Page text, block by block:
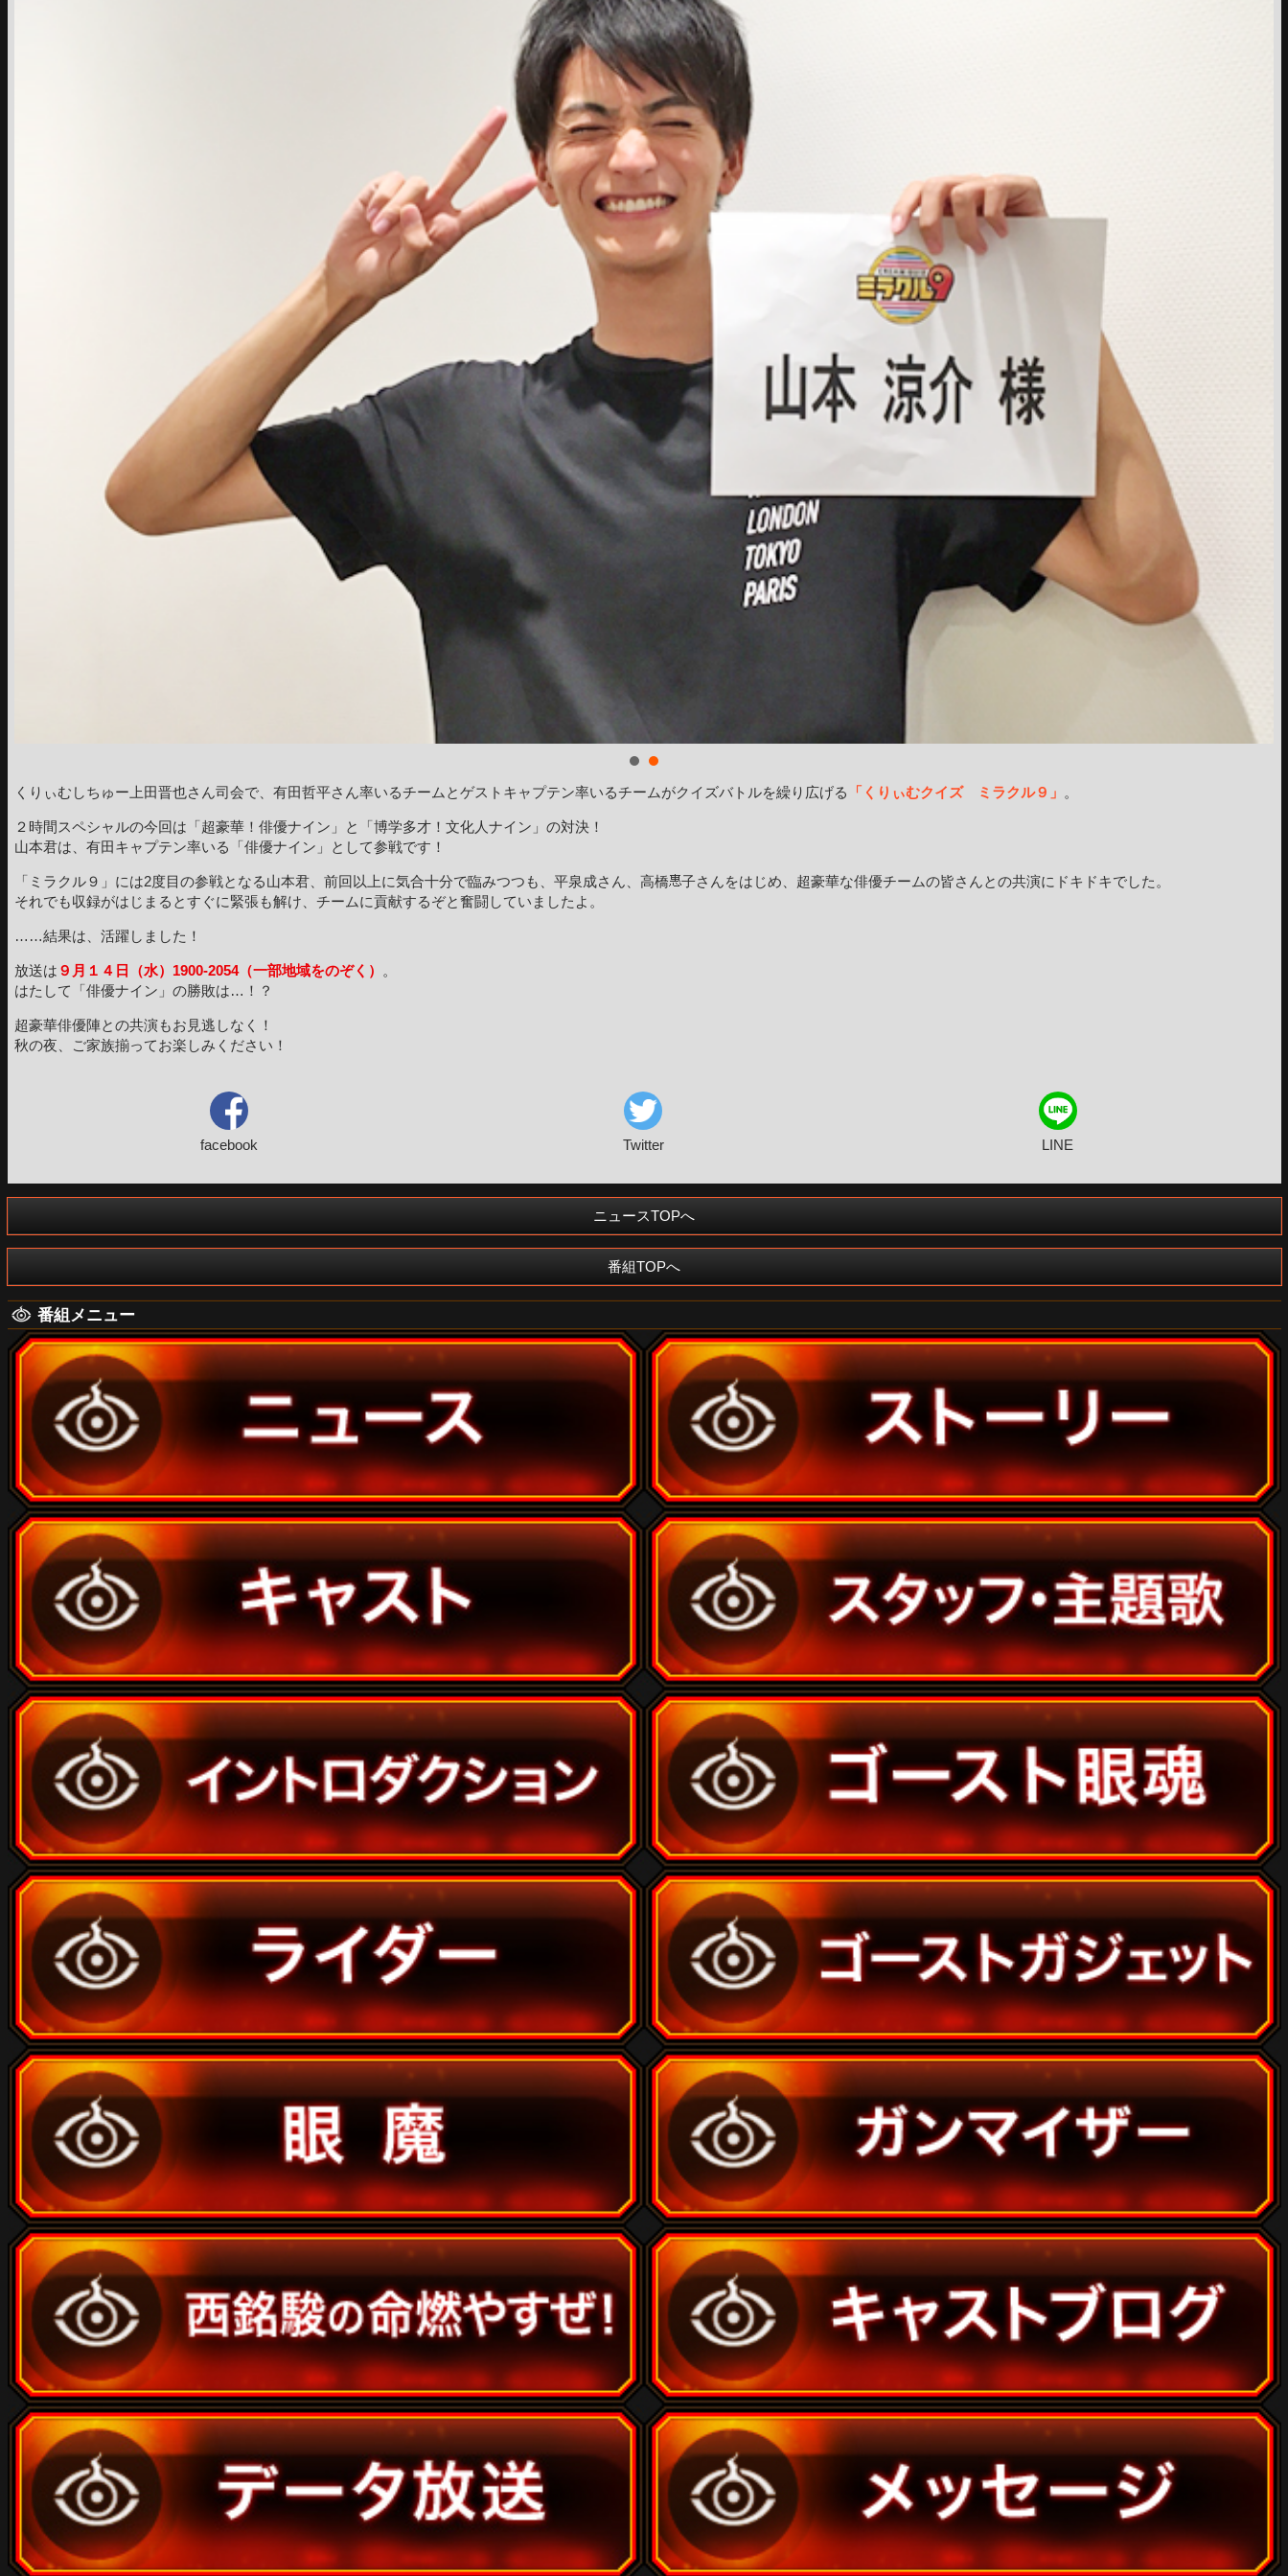
くりぃむしちゅー上田晋也さん司会で、有田哲平さん率いるチームとゲストキャプテン率いるチームがクイズバトルを繰り広げる 「くりぃむクイズ ミラクル９」 。
２時間スペシャルの今回は「超豪華！俳優ナイン」と「博学多才！文化人ナイン」の対決！
山本君は、有田キャプテン率いる「俳優ナイン」として参戦です！
「ミラクル９」には2度目の参戦となる山本君、前回以上に気合十分で臨みつつも、平泉成さん、高橋
子さんをはじめ、超豪華な俳優チームの皆さんとの共演にドキドキでした。
それでも収録がはじまるとすぐに緊張も解け、チームに貢献するぞと奮闘していましたよ。
……結果は、活躍しました！
放送は ９月１４日（水）1900-2054（一部地域をのぞく）
。
はたして「俳優ナイン」の勝敗は…！？
超豪華俳優陣との共演もお見逃しなく！
秋の夜、ご家族揃ってお楽しみください！
facebook Twitter LINE
ニュースTOPへ
番組TOPへ
番組メニュー